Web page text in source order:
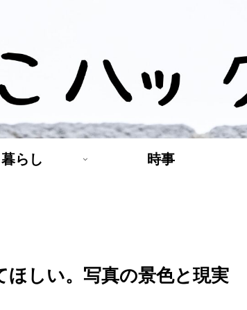
暮らし 時事
ほしい。写真の景色と現実